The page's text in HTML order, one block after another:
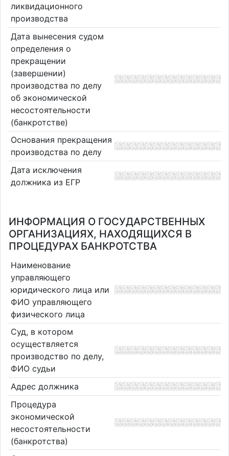
ликвидационного
производства
Дата вынесения судом
определения о
прекращении
(завершении)
производства по делу
об экономической
несостоятельности
(банкротстве)
Основания прекращения
производства по делу
Дата исключения
должника из ЕГР
ИНФОРМАЦИЯ О ГОСУДАРСТВЕННЫХ
ОРГАНИЗАЦИЯХ, НАХОДЯЩИХСЯ В
ПРОЦЕДУРАХ БАНКРОТСТВА
Наименование
управляющего
юридического лица или
ФИО управляющего
физического лица
Суд, в котором
осуществляется
производство по делу,
ФИО судьи
Адрес должника
Процедура
экономической
несостоятельности
(банкротства)